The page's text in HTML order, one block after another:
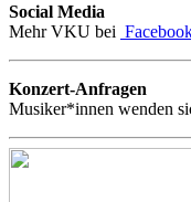
Social Media
Mehr VKU bei
Konzert-Anfragen
Musiker*innen wenden